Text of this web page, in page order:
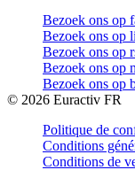
Bezoek ons op
Bezoek ons op
Bezoek ons op
Bezoek ons op
Bezoek ons op
© 2026 Euractiv FR
Politique de
Conditions
Conditions de